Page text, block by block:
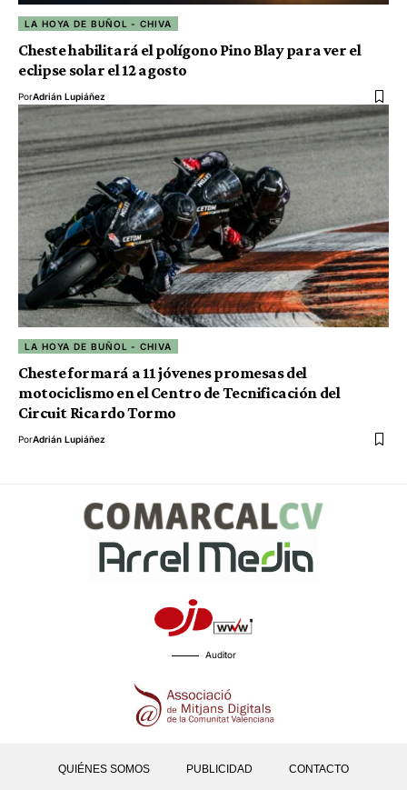
LA HOYA DE BUÑOL - CHIVA
Cheste habilitará el polígono Pino Blay para ver el
eclipse solar el 12 agosto
PorAdrián Lupiáñez
LA HOYA DE BUÑOL - CHIVA
Cheste formará a 11 jóvenes promesas del
motociclismo en el Centro de Tecnificación del
Circuit Ricardo Tormo
PorAdrián Lupiáñez
Auditor
QUIÉNES SOMOS PUBLICIDAD CONTACTO